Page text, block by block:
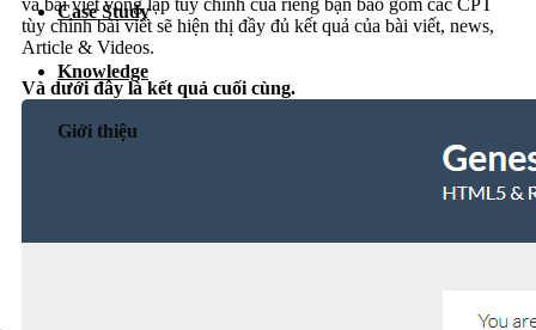
Dịch vụ chăm sóc website
Case Study
Knowledge
Giới thiệu
và bài viết vòng lặp tùy chỉnh của riêng bạn bao gồm các CPT
tùy chỉnh bài viết sẽ hiện thị đầy đủ kết quả của bài viết, news,
Article & Videos.
Và dưới đây là kết quả cuối cùng.